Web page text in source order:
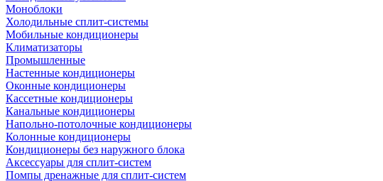
Моноблоки
Холодильные сплит-системы
Мобильные кондиционеры
Климатизаторы
Промышленные
Настенные кондиционеры
Оконные кондиционеры
Кассетные кондиционеры
Канальные кондиционеры
Напольно-потолочные кондиционеры
Колонные кондиционеры
Кондиционеры без наружного блока
Аксессуары для сплит-систем
Помпы дренажные для сплит-систем